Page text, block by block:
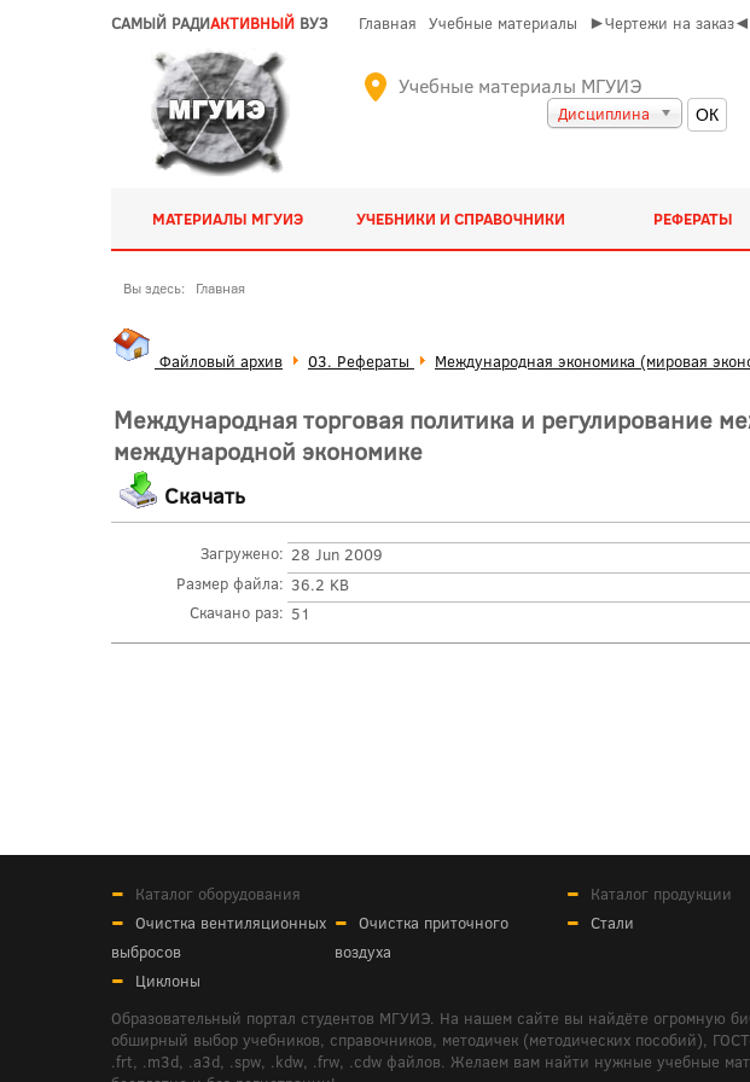
САМЫЙ РАДИАКТИВНЫЙ ВУЗ Главная Учебные материалы ►Чертежи на заказ◄
Учебные материалы МГУИЭ
Дисциплина
МАТЕРИАЛЫ МГУИЭ УЧЕБНИКИ И СПРАВОЧНИКИ РЕФЕРАТЫ
Вы здесь: Главная
Файловый архив 03. Рефераты Международная экономика (мировая
Международная торговая политика и регулирование
международной экономике
Скачать
Загружено: 28 Jun 2009
Размер файла: 36.2 KB
Скачано раз: 51
Каталог оборудования
Очистка вентиляционных
выбросов
Очистка приточного
воздуха
Циклоны
Каталог продукции
Стали
Образовательный портал студентов МГУИЭ. На нашем сайте вы найдёте огромную
обширный выбор учебников, справочников, методичек (методических пособий),
.frt, .m3d, .a3d, .spw, .kdw, .frw, .cdw файлов. Желаем вам найти нужные учебные